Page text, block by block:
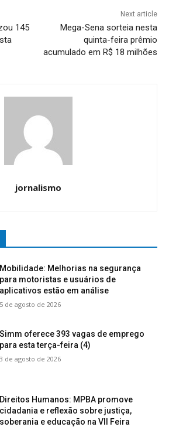
145
Next article
Mega-Sena sorteia nesta
quinta-feira prêmio
acumulado em R$ 18 milhões
jornalismo
Mobilidade: Melhorias na segurança
para motoristas e usuários de
aplicativos estão em análise
5 de agosto de 2026
Simm oferece 393 vagas de emprego
para esta terça-feira (4)
3 de agosto de 2026
Direitos Humanos: MPBA promove
cidadania e reflexão sobre justiça,
soberania e educação na VII Feira